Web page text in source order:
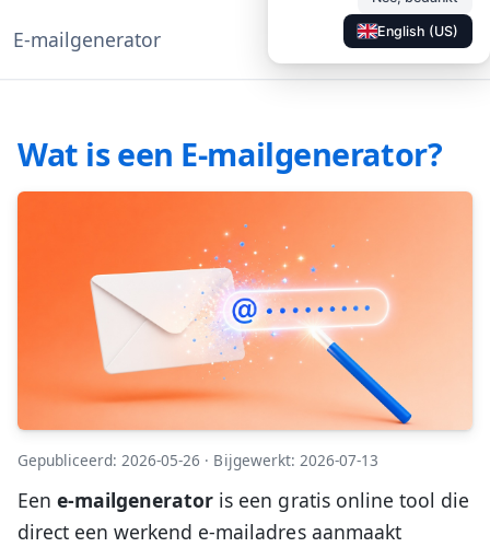
E-mailgenerator Documentatie ◐ NL
English (US)
Wat is een E-mailgenerator?
Gepubliceerd: 2026-05-26 · Bijgewerkt: 2026-07-13
Eene-mailgenerator is een gratis online tool die
direct een werkend e-mailadres aanmaakt